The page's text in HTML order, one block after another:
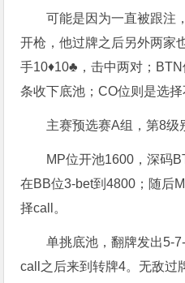
可能是因为一直被跟注
开枪，他过牌之后另外两家
手10♦️10♣️，击中两对；
条收下底池；CO位则是选择
主赛预选赛A组，第8级
MP位开池1600，深码
在BB位3-bet到4800；随后
择call。
单挑底池，翻牌发出5-
call之后来到转牌4。无敌过